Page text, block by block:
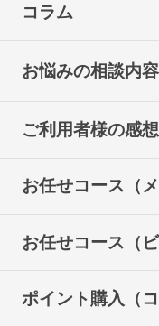
コラム
お悩みの相談内
ご利用者様の感
お任せコース（メ
お任せコース（ビ
ポイント購入（